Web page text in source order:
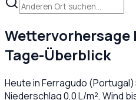
Wettervorhersage
Tage-Überblick
Heute inFerragudo (Portugal):
Niederschlag0,0L/m², Wind